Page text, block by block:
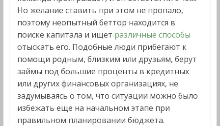
Но желание ставить при этом не пропало,
поэтому неопытный беттор находится в
поиске капитала и ищет различные способы
отыскать его. Подобные люди прибегают к
помощи родным, близким или друзьям, берут
займы под большие проценты в кредитных
или других финансовых организациях, не
задумываясь о том, что ситуации можно было
избежать еще на начальном этапе при
правильном планировании бюджета.